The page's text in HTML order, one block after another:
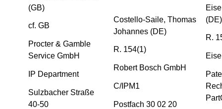
(GB)
cf. GB
Procter & Gamble
Service GmbH
IP Department
Sulzbacher Straße
40-50
Costello-Saile, Thomas
Johannes (DE)
R. 154(1)
Robert Bosch GmbH
C/IPM1
Postfach 30 02 20
(DE)
R.